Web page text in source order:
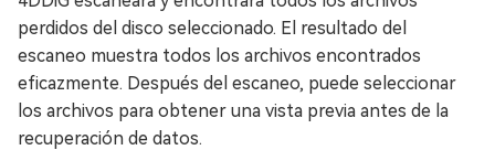
perdidos del disco seleccionado. El resultado del
escaneo muestra todos los archivos encontrados
eficazmente. Después del escaneo, puede seleccionar
los archivos para obtener una vista previa antes de la
recuperación de datos.